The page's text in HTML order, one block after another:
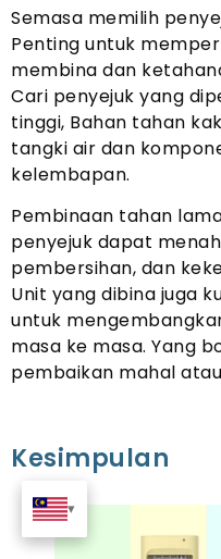
Semasa memilih
Penting untuk
membina dan
Cari penyejuk yang
tinggi, Bahan tahan
tangki air dan
kelembapan.
Pembinaan tahan
penyejuk dapat
pembersihan, dan
Unit yang dibina juga
untuk
masa ke masa. Yang
pembaikan mahal
Kesimpulan